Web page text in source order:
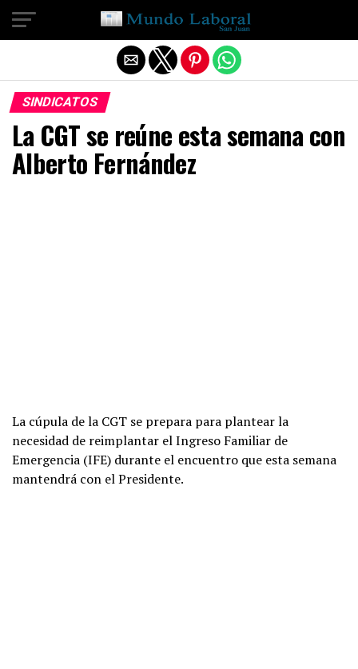
SINDICATOS
La CGT se reúne esta semana con
Alberto Fernández
La cúpula de la CGT se prepara para plantear la
necesidad de reimplantar el Ingreso Familiar de
Emergencia (IFE) durante el encuentro que esta semana
mantendrá con el Presidente.
Salir de la versión móvil